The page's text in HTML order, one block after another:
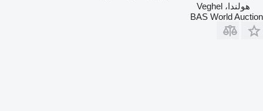
هولندا، Veghel
BAS World Auction